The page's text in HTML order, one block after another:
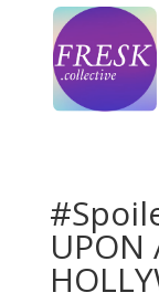
UPON